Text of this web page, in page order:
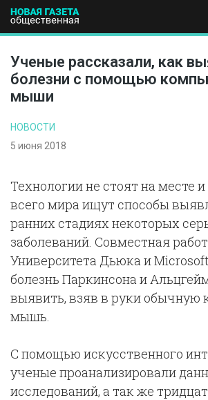
ПОЛИТИКА
Ученые рассказали, как
болезни с помощью
мыши
НОВОСТИ
5 июня 2018
Технологии не стоят на месте
всего мира ищут способы
ранних стадиях некоторых
заболеваний. Совместная
Университета Дьюка и
болезнь Паркинсона и
выявить, взяв в руки обычную
мышь.
С помощью искусственного
ученые проанализировали
исследований, а так же